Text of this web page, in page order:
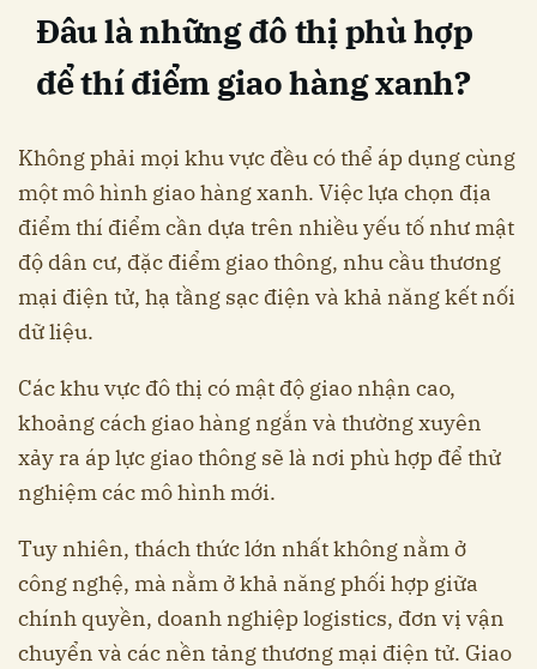
Đâu là những đô thị phù hợp
để thí điểm giao hàng xanh?
Không phải mọi khu vực đều có thể áp dụng cùng
một mô hình giao hàng xanh. Việc lựa chọn địa
điểm thí điểm cần dựa trên nhiều yếu tố như mật
độ dân cư, đặc điểm giao thông, nhu cầu thương
mại điện tử, hạ tầng sạc điện và khả năng kết nối
dữ liệu.
Các khu vực đô thị có mật độ giao nhận cao,
khoảng cách giao hàng ngắn và thường xuyên
xảy ra áp lực giao thông sẽ là nơi phù hợp để thử
nghiệm các mô hình mới.
Tuy nhiên, thách thức lớn nhất không nằm ở
công nghệ, mà nằm ở khả năng phối hợp giữa
chính quyền, doanh nghiệp logistics, đơn vị vận
chuyển và các nền tảng thương mại điện tử. Giao